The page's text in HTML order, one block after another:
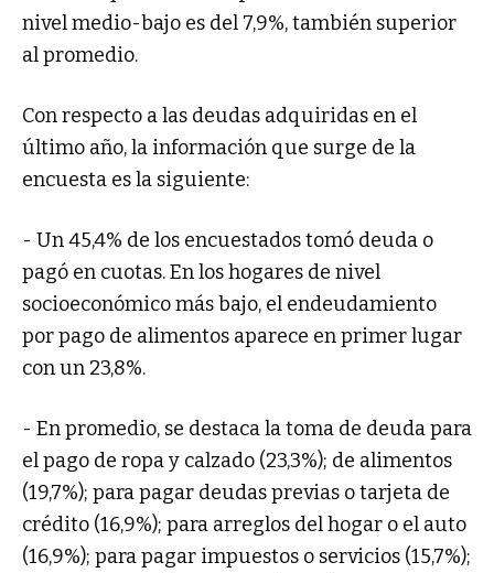
nivel medio-bajo es del 7,9%, también superior
al promedio.
Con respecto a las deudas adquiridas en el
último año, la información que surge de la
encuesta es la siguiente:
- Un 45,4% de los encuestados tomó deuda o
pagó en cuotas. En los hogares de nivel
socioeconómico más bajo, el endeudamiento
por pago de alimentos aparece en primer lugar
con un 23,8%.
- En promedio, se destaca la toma de deuda para
el pago de ropa y calzado (23,3%); de alimentos
(19,7%); para pagar deudas previas o tarjeta de
crédito (16,9%); para arreglos del hogar o el auto
(16,9%); para pagar impuestos o servicios (15,7%);